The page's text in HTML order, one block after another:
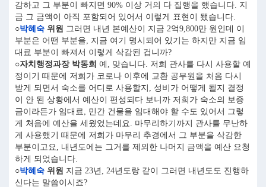
감하고 그 부분이 빠지면 90% 이상 거의 다 집행을 했습니다. 지
금 그 금액이 아직 포함되어 있어서 이렇게 표현이 됐습니다.
○박혜숙 위원 그러면 내년 본예산이 지금 2억9,800만 원인데 이
부분은 어떤 부분을, 지금 여기 명시되어 있기는 하지만 지금 임
대료 부분이 빠져서 이렇게 삭감된 겁니까?
○자치행정과장 박동희 예, 맞습니다. 저희 관사를 다시 사용할 예
정이기 때문에 저희가 코로나 이후에 교환 공무원을 처음 다시
받게 되면서 숙소를 어디로 사용할지, 성비가 어떻게 될지 결정
이 안 된 상황에서 예산이 편성되다 보니까 저희가 숙소의 보증
금이라든가 임대료, 민간 건물을 임대해야 할 수도 있어서 그렇
게 처음에 예산을 세웠었는데요. 마무리하기까지 관사를 무난하
게 사용했기 때문에 저희가 마무리 추경에서 그 부분을 삭감한
부분이고요, 내년도에는 그거를 제외한 나머지 금액을 예산 요청
하게 되었습니다.
○박혜숙 위원 지금 23년, 24년도랑 같이 그러면 내년도도 진행하
신다는 말씀이시죠?